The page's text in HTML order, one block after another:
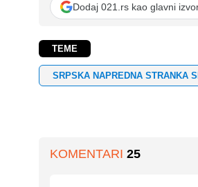
Dodaj 021.rs kao glavni
TEME
SRPSKA NAPREDNA STRANKA
KOMENTARI 25